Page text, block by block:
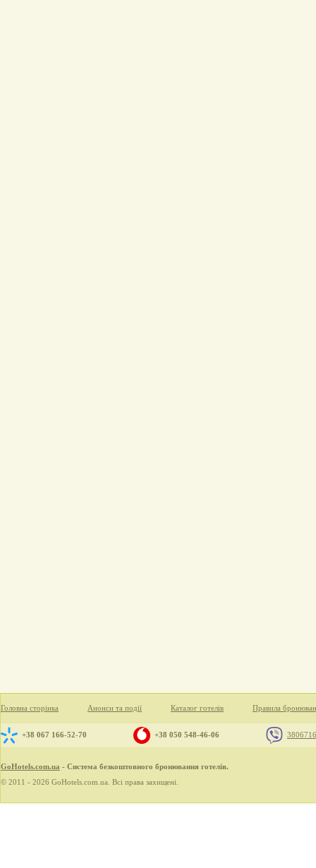
Головна сторінка Анонси та події Каталог готелів Правила
+38 067 166-52-70 +38 050 548-46-06
GoHotels.com.ua - Система безкоштовного бронювання готелів.
© 2011 - 2026 GoHotels.com.ua. Всі права захищені.